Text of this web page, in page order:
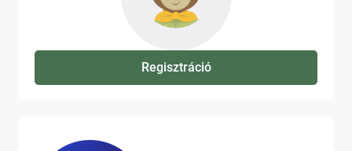
Regisztráció